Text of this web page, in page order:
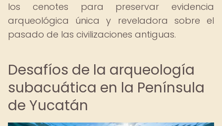
los cenotes para preservar evidencia
arqueológica única y reveladora sobre el
pasado de las civilizaciones antiguas.
Desafíos de la arqueología
subacuática en la Península
de Yucatán